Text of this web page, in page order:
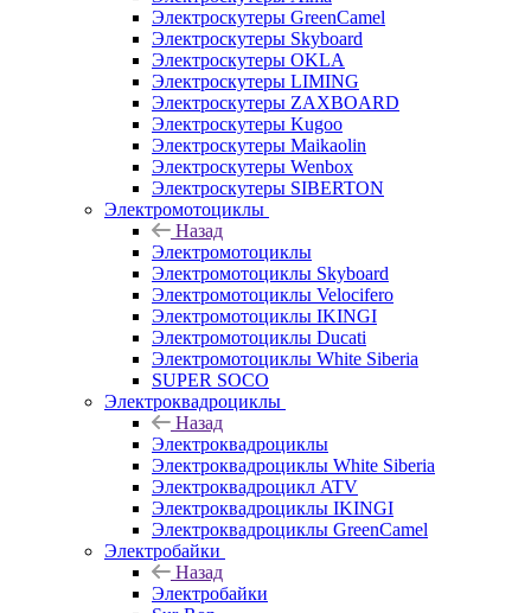
Электроскутеры GreenCamel
Электроскутеры Skyboard
Электроскутеры OKLA
Электроскутеры LIMING
Электроскутеры ZAXBOARD
Электроскутеры Kugoo
Электроскутеры Maikaolin
Электроскутеры Wenbox
Электроскутеры SIBERTON
Электромотоциклы
Назад
Электромотоциклы
Электромотоциклы Skyboard
Электромотоциклы Velocifero
Электромотоциклы IKINGI
Электромотоциклы Ducati
Электромотоциклы White Siberia
SUPER SOCO
Электроквадроциклы
Назад
Электроквадроциклы
Электроквадроциклы White Siberia
Электроквадроцикл ATV
Электроквадроциклы IKINGI
Электроквадроциклы GreenCamel
Электробайки
Назад
Электробайки